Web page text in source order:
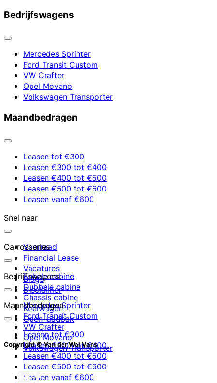
Bedrijfswagens
Mercedes Sprinter
Ford Transit Custom
VW Crafter
Opel Movano
Volkswagen Transporter
Maandbedragen
Leasen tot €300
Leasen €300 tot €400
Leasen €400 tot €500
Leasen €500 tot €600
Leasen vanaf €600
Snel naar
Voorraad
Financial Lease
Vacatures
Blogs
Disclaimer
Carrosseries
Enkele cabine
Dubbele cabine
Chassis cabine
Koelwagen
Open laadbak
Bedrijfswagens
Mercedes Sprinter
Ford Transit Custom
VW Crafter
Opel Movano
Volkswagen Transporter
Maandbedragen
Leasen tot €300
Leasen €300 tot €400
Leasen €400 tot €500
Leasen €500 tot €600
Leasen vanaf €600
Copyright © Van der Wal Vans